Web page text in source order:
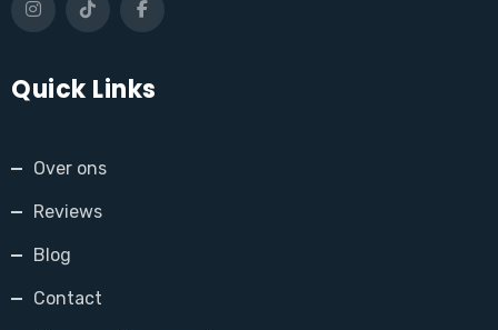
Quick Links
Over ons
Reviews
Blog
Contact